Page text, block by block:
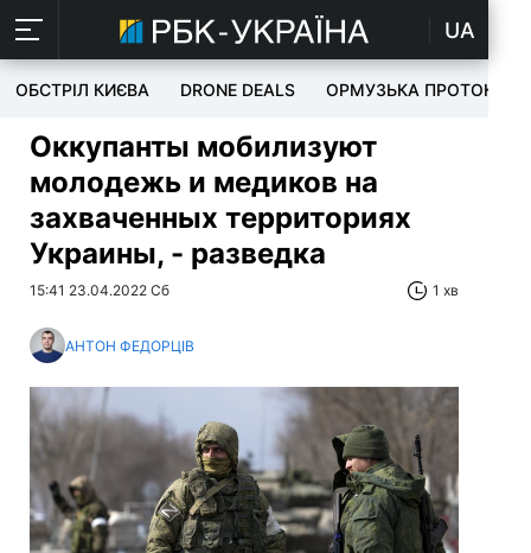
UA
ОБСТРІЛ КИЄВА DRONE DEALS ОРМУЗЬКА ПРОТОКА
Оккупанты мобилизуют
молодежь и медиков на
захваченных территориях
Украины, - разведка
15:41 23.04.2022 Сб 1 хв
АНТОН ФЕДОРЦІВ